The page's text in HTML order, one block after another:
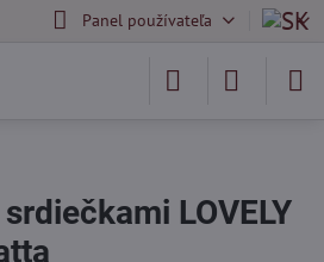
Panel používateľa
LOVELY